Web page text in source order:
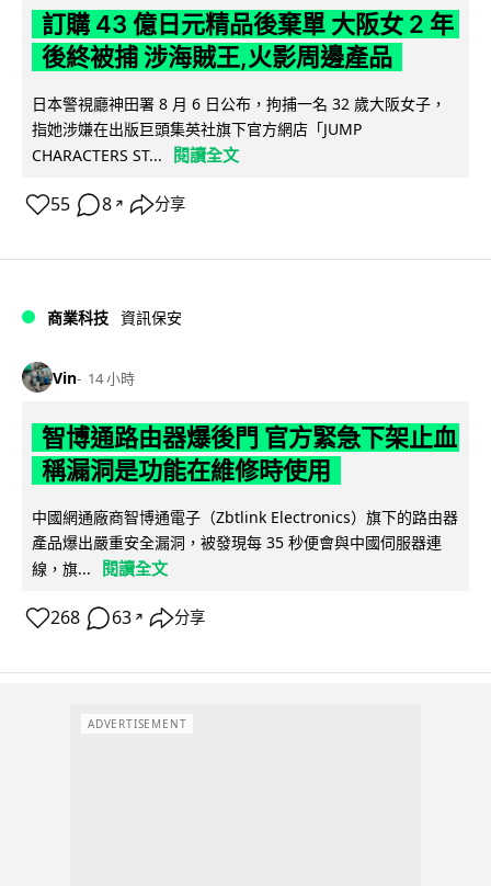
訂購 43 億日元精品後棄單 大阪女 2 年
後終被捕 涉海賊王,火影周邊產品
日本警視廳神田署 8 月 6 日公布，拘捕一名 32 歲大阪女子，
指她涉嫌在出版巨頭集英社旗下官方網店「JUMP
CHARACTERS ST...
閱讀全文
55 8 ↗ 分享
商業科技 資訊保安
Vin 14 小時
智博通路由器爆後門 官方緊急下架止血
稱漏洞是功能在維修時使用
中國網通廠商智博通電子（Zbtlink Electronics）旗下的路由器
產品爆出嚴重安全漏洞，被發現每 35 秒便會與中國伺服器連
線，旗...
閱讀全文
268 63 ↗ 分享
ADVERTISEMENT